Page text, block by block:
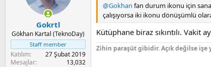
n
:
Gokrtl
Gökhan Kartal (TeknoDay)
Staff member
Katılım
27 Şubat 2019
Mesajlar
13,032
@Gokhan fan durum ikonu için
çalışıyorsa iki ikonu dönüşümlü
Kütüphane biraz sıkıntılı. Vakit
Zihin paraşüt gibidir. Açık değilse işe